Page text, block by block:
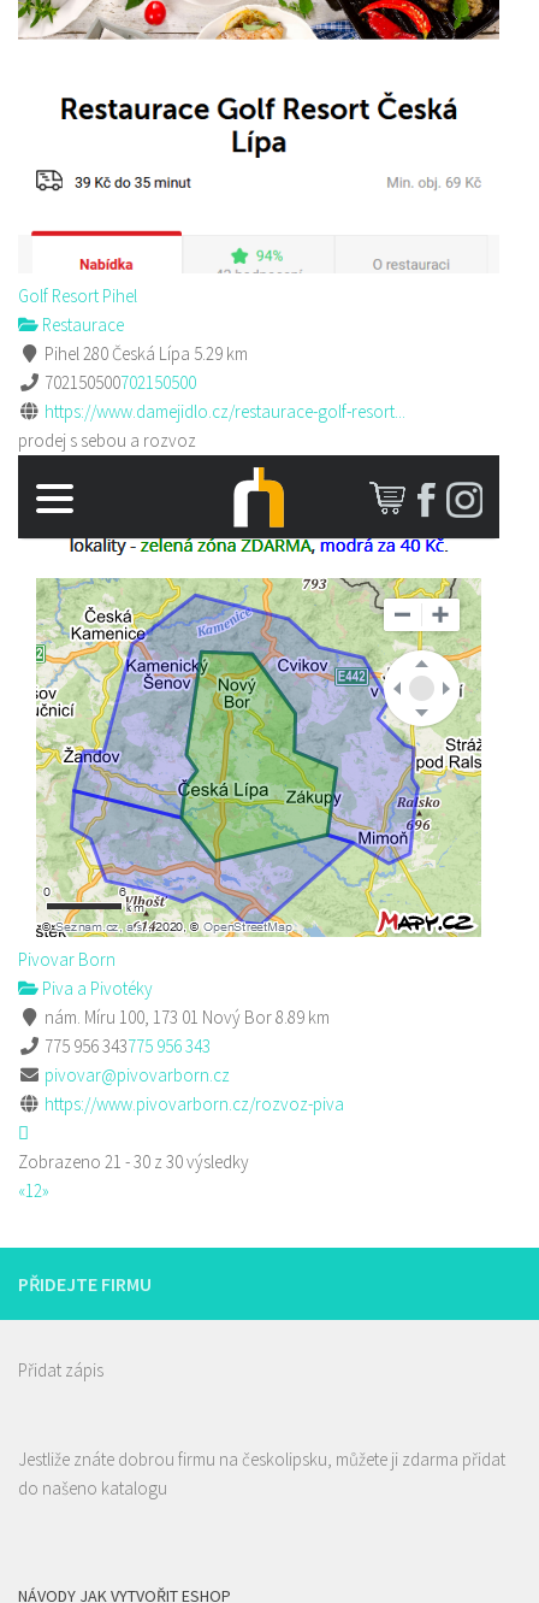
Golf Resort Pihel
Restaurace
Pihel 280 Česká Lípa 5.29 km
702150500702150500
https://www.damejidlo.cz/restaurace-golf-resort...
prodej s sebou a rozvoz
Pivovar Born
Piva a Pivotéky
nám. Míru 100, 173 01 Nový Bor8.89 km
775 956 343775 956 343
pivovar@pivovarborn.cz
https://www.pivovarborn.cz/rozvoz-piva
Zobrazeno 21 - 30 z 30 výsledky
«12»
PŘIDEJTE FIRMU
Přidat zápis
Jestliže znáte dobrou firmu na českolipsku, můžete ji zdarma přidat
do našeno katalogu
NÁVODY JAK VYTVOŘIT ESHOP